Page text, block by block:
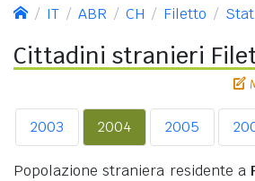
IT ABR CH Filetto
Cittadini stranieri
2003 2004 2005
Popolazione straniera residente a